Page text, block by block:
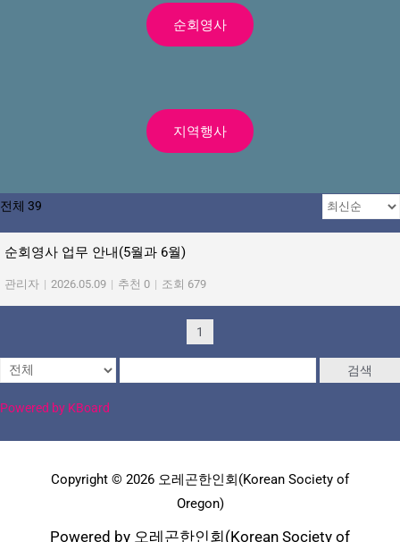
순회영사
지역행사
전체 39
순회영사 업무 안내(5월과 6월)
관리자 | 2026.05.09 | 추천 0 | 조회 679
1
검색
Powered by KBoard
Copyright © 2026 오레곤한인회(Korean Society of
Oregon)
Powered by 오레곤한인회(Korean Society of